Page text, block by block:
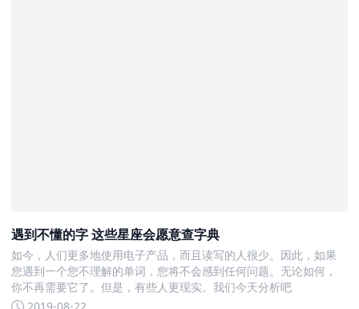
遇到不懂的字 这些星座会愿意查字典
如今，人们更多地使用电子产品，而且读写的人很少。因此，如果
您遇到一个您不理解的单词，您将不会感到任何问题。无论如何，
你不再需要它了。但是，有些人更现实。我们今天分析吧
2019-08-22